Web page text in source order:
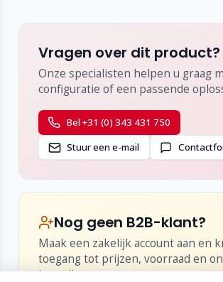
Vragen over dit product?
Onze specialisten helpen u graag
configuratie of een passende
Bel +31 (0) 343 431 750
Stuur een e-mail
Nog geen B2B-klant?
Maak een zakelijk account aan en
toegang tot prijzen, voorraad en
bestellen.